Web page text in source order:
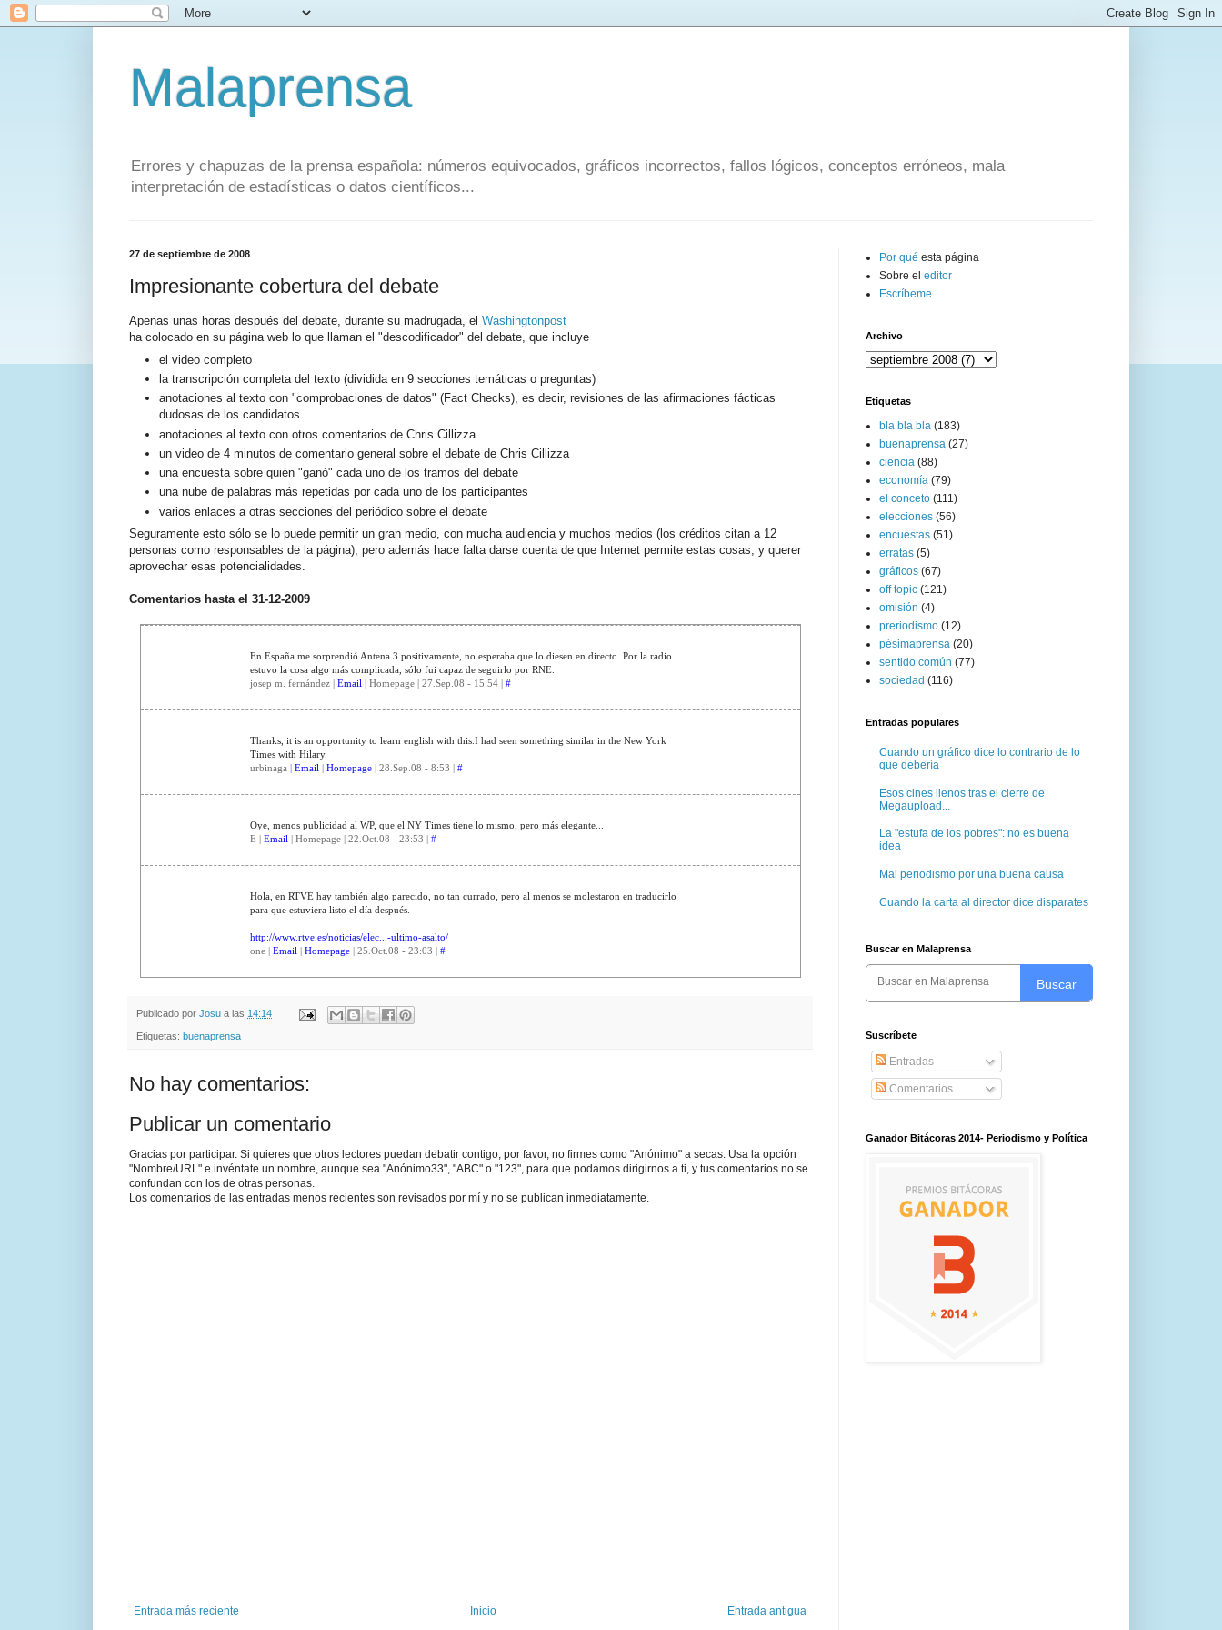
Malaprensa
Errores y chapuzas de la prensa española: números equivocados, gráficos incorrectos, fallos lógicos, conceptos erróneos, mala
interpretación de estadísticas o datos científicos...
27 de septiembre de 2008
Impresionante cobertura del debate
Apenas unas horas después del debate, durante su madrugada, el Washingtonpost
ha colocado en su página web lo que llaman el "descodificador" del debate, que incluye
el video completo
la transcripción completa del texto (dividida en 9 secciones temáticas o preguntas)
anotaciones al texto con "comprobaciones de datos" (Fact Checks), es decir, revisiones de las afirmaciones fácticas
dudosas de los candidatos
anotaciones al texto con otros comentarios de Chris Cillizza
un video de 4 minutos de comentario general sobre el debate de Chris Cillizza
una encuesta sobre quién "ganó" cada uno de los tramos del debate
una nube de palabras más repetidas por cada uno de los participantes
varios enlaces a otras secciones del periódico sobre el debate
Seguramente esto sólo se lo puede permitir un gran medio, con mucha audiencia y muchos medios (los créditos citan a 12
personas como responsables de la página), pero además hace falta darse cuenta de que Internet permite estas cosas, y querer
aprovechar esas potencialidades.
Comentarios hasta el 31-12-2009
En España me sorprendió Antena 3 positivamente, no esperaba que lo diesen en directo. Por la radio
estuvo la cosa algo más complicada, sólo fui capaz de seguirlo por RNE.
josep m. fernández | Email | Homepage | 27.Sep.08 - 15:54 | #
Thanks, it is an opportunity to learn english with this.I had seen something similar in the New York
Times with Hilary.
urbinaga | Email Homepage| 28.Sep.08 - 8:53 | #
Oye, menos publicidad al WP, que el NY Times tiene lo mismo, pero más elegante...
E | Email | Homepage | 22.Oct.08 - 23:53 | #
Hola, en RTVE hay también algo parecido, no tan currado, pero al menos se molestaron en traducirlo
para que estuviera listo el día después.
http://www.rtve.es/noticias/elec...-ultimo-asalto/
one | Email Homepage| 25.Oct.08 - 23:03 | #
Publicado por Josu a las 14:14
Etiquetas: buenaprensa
No hay comentarios:
Publicar un comentario
Gracias por participar. Si quieres que otros lectores puedan debatir contigo, por favor, no firmes como "Anónimo" a secas. Usa la opción
"Nombre/URL" e invéntate un nombre, aunque sea "Anónimo33", "ABC" o "123", para que podamos dirigirnos a ti, y tus comentarios no se
confundan con los de otras personas.
Los comentarios de las entradas menos recientes son revisados por mí y no se publican inmediatamente.
Entrada más reciente Entrada antigua
Inicio
Por qué esta página
Sobre el editor
Escríbeme
Archivo
Etiquetas
bla bla bla (183)
buenaprensa (27)
ciencia (88)
economía (79)
el conceto (111)
elecciones (56)
encuestas (51)
erratas (5)
gráficos (67)
off topic (121)
omisión (4)
preriodismo (12)
pésimaprensa (20)
sentido común (77)
sociedad (116)
Entradas populares
Cuando un gráfico dice lo contrario de lo
que debería
Esos cines llenos tras el cierre de
Megaupload...
La "estufa de los pobres": no es buena
idea
Mal periodismo por una buena causa
Cuando la carta al director dice disparates
Buscar en Malaprensa
Buscar
Suscríbete
Entradas
Comentarios
Ganador Bitácoras 2014- Periodismo y Política